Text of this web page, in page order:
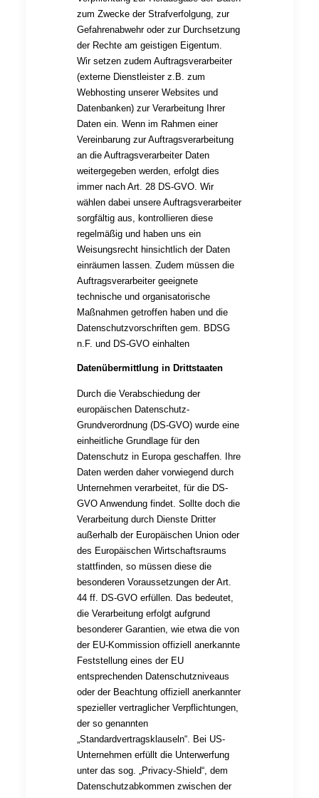
zum Zwecke der Strafverfolgung, zur
Gefahrenabwehr oder zur Durchsetzung
der Rechte am geistigen Eigentum.
Wir setzen zudem Auftragsverarbeiter
(externe Dienstleister z.B. zum
Webhosting unserer Websites und
Datenbanken) zur Verarbeitung Ihrer
Daten ein. Wenn im Rahmen einer
Vereinbarung zur Auftragsverarbeitung
an die Auftragsverarbeiter Daten
weitergegeben werden, erfolgt dies
immer nach Art. 28 DS-GVO. Wir
wählen dabei unsere Auftragsverarbeiter
sorgfältig aus, kontrollieren diese
regelmäßig und haben uns ein
Weisungsrecht hinsichtlich der Daten
einräumen lassen. Zudem müssen die
Auftragsverarbeiter geeignete
technische und organisatorische
Maßnahmen getroffen haben und die
Datenschutzvorschriften gem. BDSG
n.F. und DS-GVO einhalten
Datenübermittlung in Drittstaaten
Durch die Verabschiedung der
europäischen Datenschutz-
Grundverordnung (DS-GVO) wurde eine
einheitliche Grundlage für den
Datenschutz in Europa geschaffen. Ihre
Daten werden daher vorwiegend durch
Unternehmen verarbeitet, für die DS-
GVO Anwendung findet. Sollte doch die
Verarbeitung durch Dienste Dritter
außerhalb der Europäischen Union oder
des Europäischen Wirtschaftsraums
stattfinden, so müssen diese die
besonderen Voraussetzungen der Art.
44 ff. DS-GVO erfüllen. Das bedeutet,
die Verarbeitung erfolgt aufgrund
besonderer Garantien, wie etwa die von
der EU-Kommission offiziell anerkannte
Feststellung eines der EU
entsprechenden Datenschutzniveaus
oder der Beachtung offiziell anerkannter
spezieller vertraglicher Verpflichtungen,
der so genannten
„Standardvertragsklauseln“. Bei US-
Unternehmen erfüllt die Unterwerfung
unter das sog. „Privacy-Shield“, dem
Datenschutzabkommen zwischen der